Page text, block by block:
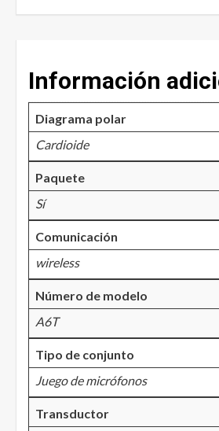
Información
Diagrama polar
Cardioide
Paquete
Sí
Comunicación
wireless
Número de modelo
A6T
Tipo de conjunto
Juego de micrófonos
Transductor